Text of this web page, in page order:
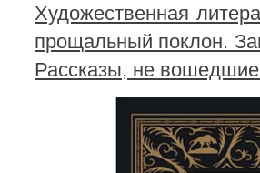
Художественная
прощальный поклон.
Рассказы, не